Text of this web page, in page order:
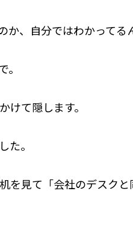
、自分ではわかってる
けて隠します。
た。
を見て「会社のデスクと